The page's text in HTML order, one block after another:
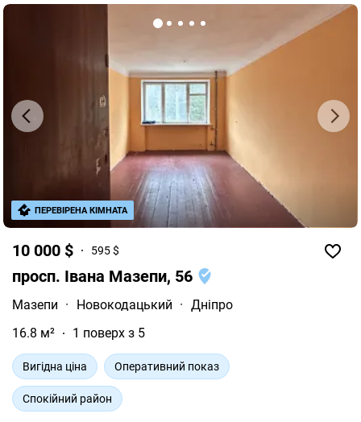
10 000 $ 595 $
просп. Івана Мазепи, 56
Мазепи · Новокодацький · Дніпро
16.8 м²
1 поверх з 5
Вигідна ціна Оперативний показ
Спокійний район
ПЕРЕВІРЕНА КІМНАТА